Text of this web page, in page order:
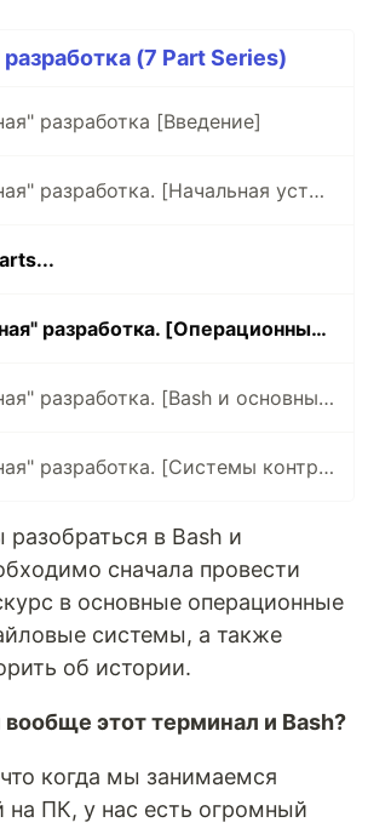
(7 Part Series)
разработка [Введение]
"Мобильная" разработка. [Начальная установка, JS, TS, Python, Bash, C++]
"Мобильная" разработка. [Операционные системы и терминал]
"Мобильная" разработка. [Bash и основные утилиты терминала]
"Мобильная" разработка. [Системы контроля версий, Git]
разобраться в Bash и
сначала провести
в основные операционные
системы, а также
об истории.
этот терминал и Bash?
когда мы занимаемся
на ПК, у нас есть огромный